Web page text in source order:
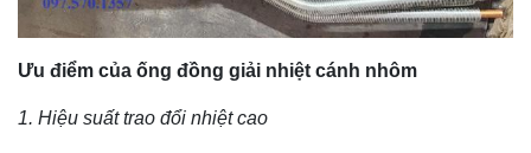
Ưu điểm của ống đồng giải nhiệt cánh nhôm
1. Hiệu suất trao đổi nhiệt cao